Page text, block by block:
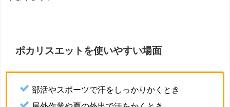
ポカリスエットを使いやすい場面
部活やスポーツで汗をしっかりかくとき